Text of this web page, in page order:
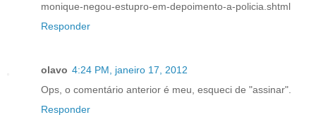
monique-negou-estupro-em-depoimento-a-policia.shtml
Responder
olavo 4:24 PM, janeiro 17, 2012
Ops, o comentário anterior é meu, esqueci de "assinar".
Responder